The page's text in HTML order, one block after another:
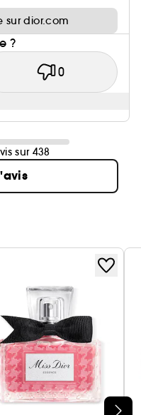
sur dior.com
?
0
sur 438